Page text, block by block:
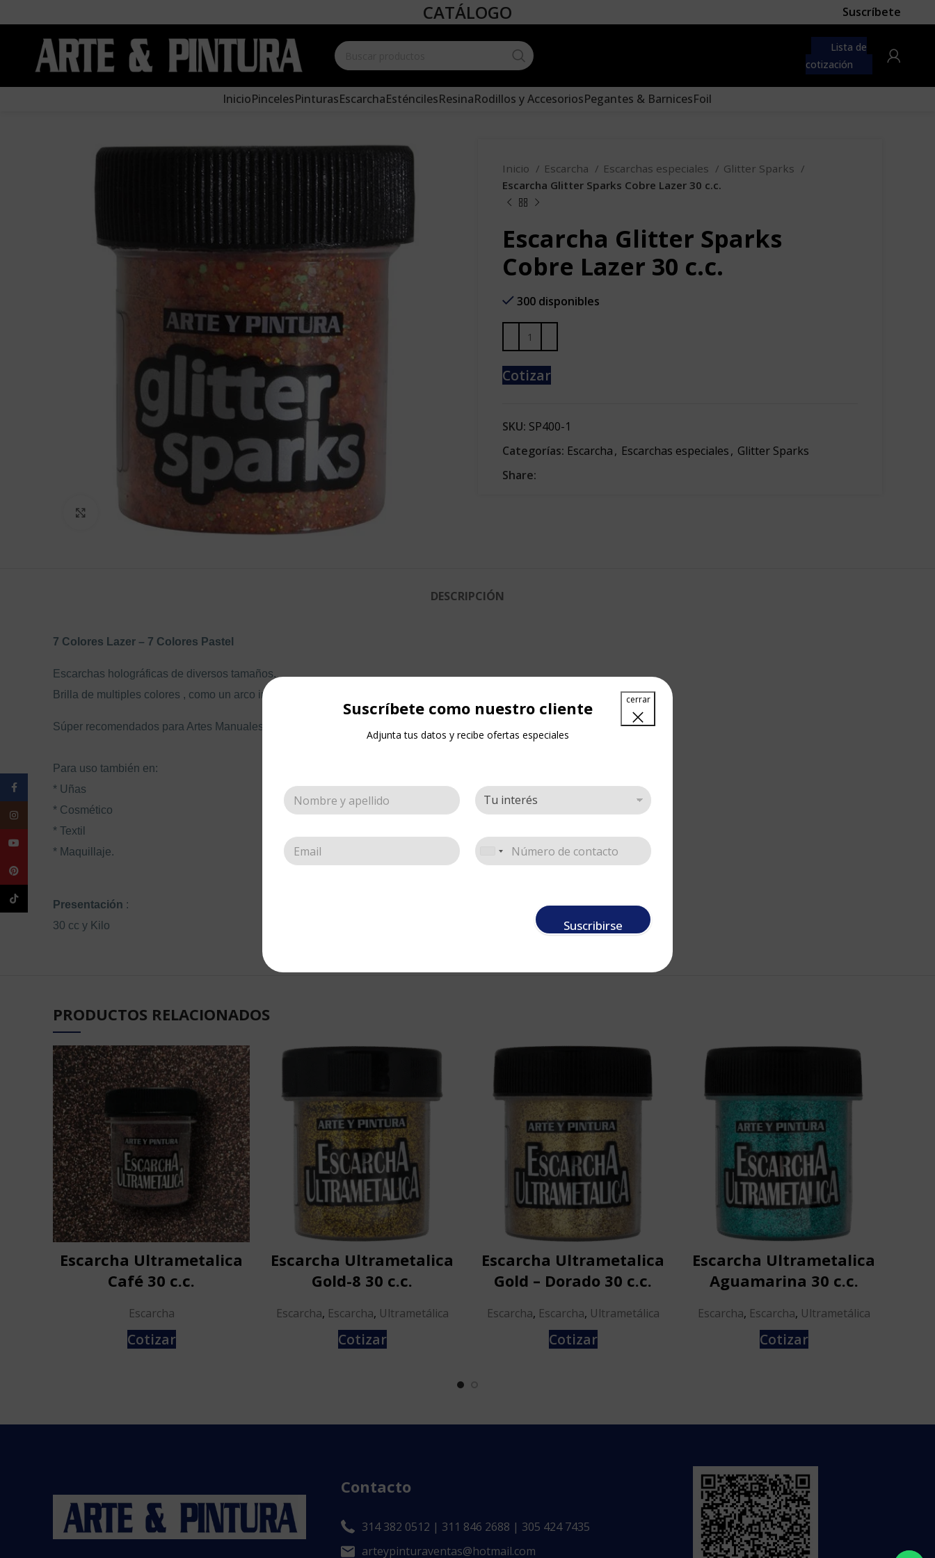
Suscríbete como nuestro cliente
Adjunta tus datos y recibe ofertas especiales
Suscribirse
CATÁLOGO Suscríbete
Lista de
cotización
InicioPincelesPinturasEscarchaEsténcilesResinaRodillos y AccesoriosPegantes & BarnicesFoil
Clic para agrandar
Inicio Escarcha Escarchas especiales
Glitter Sparks
Escarcha Glitter Sparks Cobre Lazer 30 c.c.
Escarcha Glitter Sparks
Cobre Lazer 30 c.c.
300 disponibles
Cotizar
SKU: SP400-1
Categorías: Escarcha, Escarchas especiales, Glitter Sparks
Share:
DESCRIPCIÓN
7 Colores Lazer – 7 Colores Pastel
Escarchas holográficas de diversos tamaños.
Brilla de multiples colores , como un arco iris.
Súper recomendados para Artes Manuales.
Para uso también en:
* Uñas
* Cosmético
* Textil
* Maquillaje.
Presentación :
30 cc y Kilo
PRODUCTOS RELACIONADOS
Escarcha Ultrametalica
Café 30 c.c.
Escarcha
Cotizar
Escarcha Ultrametalica
Gold-8 30 c.c.
Escarcha, Escarcha, Ultrametálica
Cotizar
Escarcha Ultrametalica
Gold – Dorado 30 c.c.
Escarcha, Escarcha, Ultrametálica
Cotizar
Escarcha Ultrametalica
Aguamarina 30 c.c.
Escarcha, Escarcha, Ultrametálica
Cotizar
Contacto
314 382 0512 | 311 846 2688 | 305 424 7435
arteypinturaventas@hotmail.com
Facebook
Instagram
TikTok